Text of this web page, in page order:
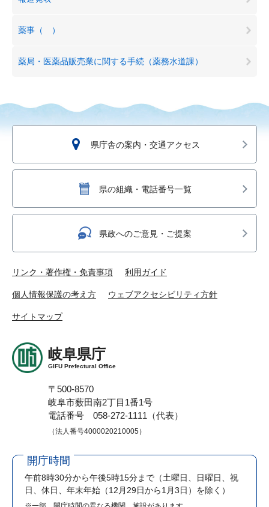
薬事（ ）
薬局・医薬品販売業に関する手続（薬務水道課）
県庁舎の案内・交通アクセス
県の組織・電話番号一覧
県政へのご意見・ご提案
リンク・著作権・免責事項 利用ガイド
個人情報保護の考え方 ウェブアクセシビリティ方針
サイトマップ
岐阜県庁
GIFU Prefectural Office
〒500-8570
岐阜市薮田南2丁目1番1号
電話番号 058-272-1111（代表）
（法人番号4000020210005）
開庁時間
午前8時30分から午後5時15分まで （土曜日、日曜日、祝
日、休日、年末年始（12月29日から1月3日）を除く）